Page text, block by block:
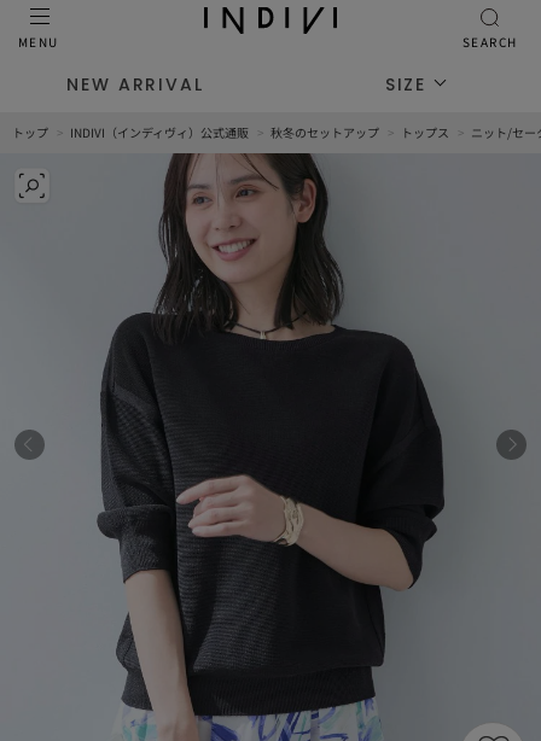
MENU SEARCH
NEW ARRIVAL SIZE
トップ INDIVI（インディヴィ）公式通販 秋冬のセットアップ トップス ニット/セー